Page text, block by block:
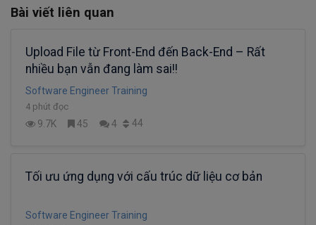
Bài viết liên quan
Upload File từ Front-End đến Back-End – Rất
nhiều bạn vẫn đang làm sai!!
Software Engineer Training
4 phút đọc
9.7K 45 4 44
Tối ưu ứng dụng với cấu trúc dữ liệu cơ bản
Software Engineer Training